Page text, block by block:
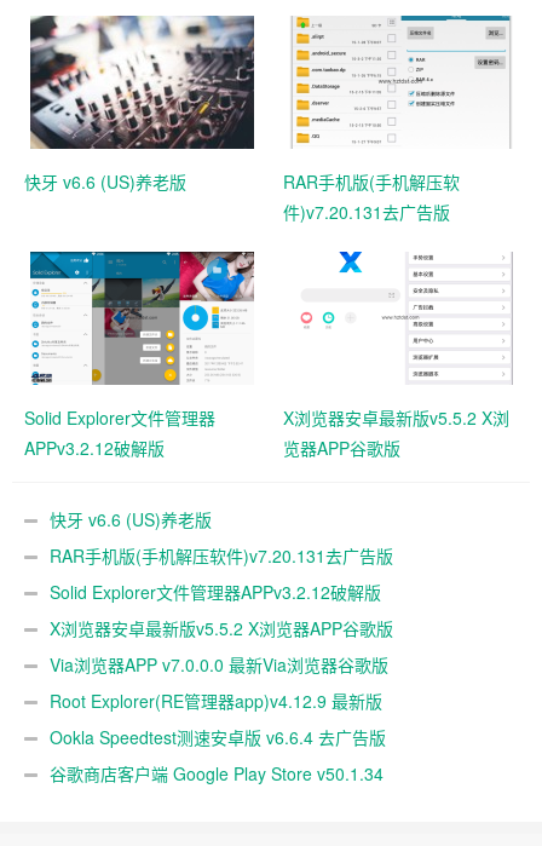
快牙 v6.6 (US)养老版
RAR手机版(手机解压软
件)v7.20.131去广告版
Solid Explorer文件管理器
APPv3.2.12破解版
X浏览器安卓最新版v5.5.2 X浏
览器APP谷歌版
快牙 v6.6 (US)养老版
RAR手机版(手机解压软件)v7.20.131去广告版
Solid Explorer文件管理器APPv3.2.12破解版
X浏览器安卓最新版v5.5.2 X浏览器APP谷歌版
Via浏览器APP v7.0.0.0 最新Via浏览器谷歌版
Root Explorer(RE管理器app)v4.12.9 最新版
Ookla Speedtest测速安卓版 v6.6.4 去广告版
谷歌商店客户端 Google Play Store v50.1.34